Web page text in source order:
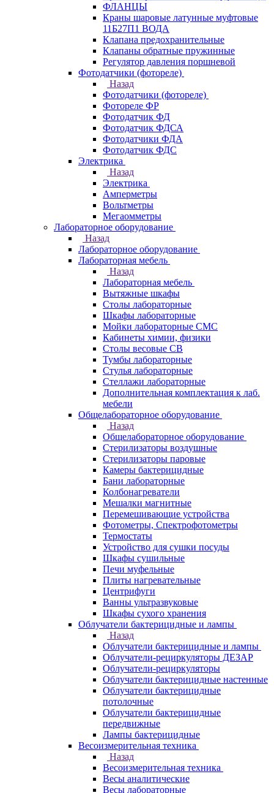
ФЛАНЦЫ
Краны шаровые латунные муфтовые
11Б27П1 ВОДА
Клапана предохранительные
Клапаны обратные пружинные
Регулятор давления поршневой
Фотодатчики (фотореле)
Назад
Фотодатчики (фотореле)
Фотореле ФР
Фотодатчик ФД
Фотодатчик ФДСА
Фотодатчики ФДА
Фотодатчик ФДС
Электрика
Назад
Электрика
Амперметры
Вольтметры
Мегаомметры
Лабораторное оборудование
Назад
Лабораторное оборудование
Лабораторная мебель
Назад
Лабораторная мебель
Вытяжные шкафы
Столы лабораторные
Шкафы лабораторные
Мойки лабораторные СМС
Кабинеты химии, физики
Столы весовые СВ
Тумбы лабораторные
Стулья лабораторные
Стеллажи лабораторные
Дополнительная комплектация к лаб.
мебели
Общелабораторное оборудование
Назад
Общелабораторное оборудование
Стерилизаторы воздушные
Стерилизаторы паровые
Камеры бактерицидные
Бани лабораторные
Колбонагреватели
Мешалки магнитные
Перемешивающие устройства
Фотометры, Спектрофотометры
Термостаты
Устройство для сушки посуды
Шкафы сушильные
Печи муфельные
Плиты нагревательные
Центрифуги
Ванны ультразвуковые
Шкафы сухого хранения
Облучатели бактерицидные и лампы
Назад
Облучатели бактерицидные и лампы
Облучатели-рециркуляторы ДЕЗАР
Облучатели-рециркуляторы
Облучатели бактерицидные настенные
Облучатели бактерицидные
потолочные
Облучатели бактерицидные
передвижные
Лампы бактерицидные
Весоизмерительная техника
Назад
Весоизмерительная техника
Весы аналитические
Весы лабораторные